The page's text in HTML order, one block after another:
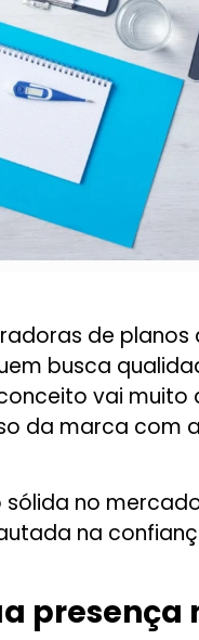
de
busca
vai
da marca com
no
na